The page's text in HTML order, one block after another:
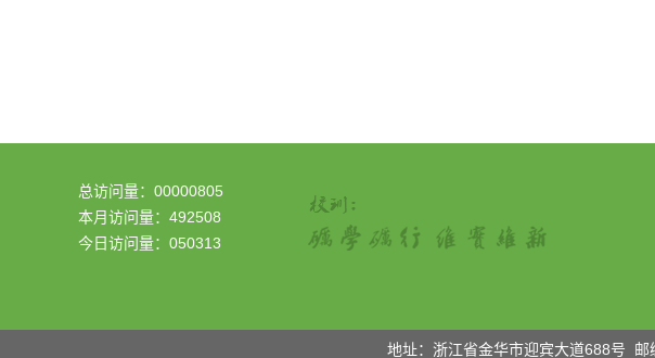
总访问量： 00000805
本月访问量： 492508
今日访问量： 050313
地址：浙江省金华市迎宾大道688号 邮